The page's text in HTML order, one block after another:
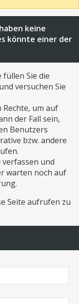
keine
könnte einer der
füllen Sie die
versuchen Sie
Rechte, um auf
der Fall sein,
Benutzers
bzw. andere
und
warten noch auf
Seite aufrufen zu